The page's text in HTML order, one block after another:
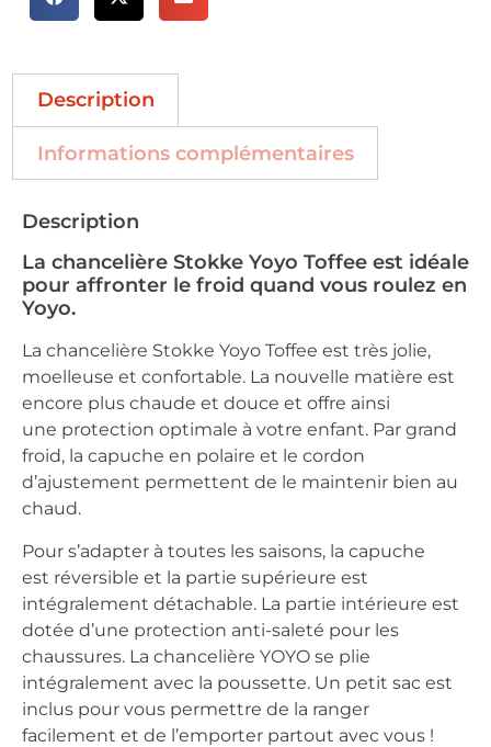
Description
Informations complémentaires
Description
La chancelière Stokke Yoyo Toffee est idéale
pour affronter le froid quand vous roulez en
Yoyo.
La chancelière Stokke Yoyo Toffee est très jolie,
moelleuse et confortable. La nouvelle matière est
encore plus chaude et douce et offre ainsi
une protection optimale à votre enfant. Par grand
froid, la capuche en polaire et le cordon
d’ajustement permettent de le maintenir bien au
chaud.
Pour s’adapter à toutes les saisons, la capuche
est réversible et la partie supérieure est
intégralement détachable. La partie intérieure est
dotée d’une protection anti-saleté pour les
chaussures. La chancelière YOYO se plie
intégralement avec la poussette. Un petit sac est
inclus pour vous permettre de la ranger
facilement et de l’emporter partout avec vous !